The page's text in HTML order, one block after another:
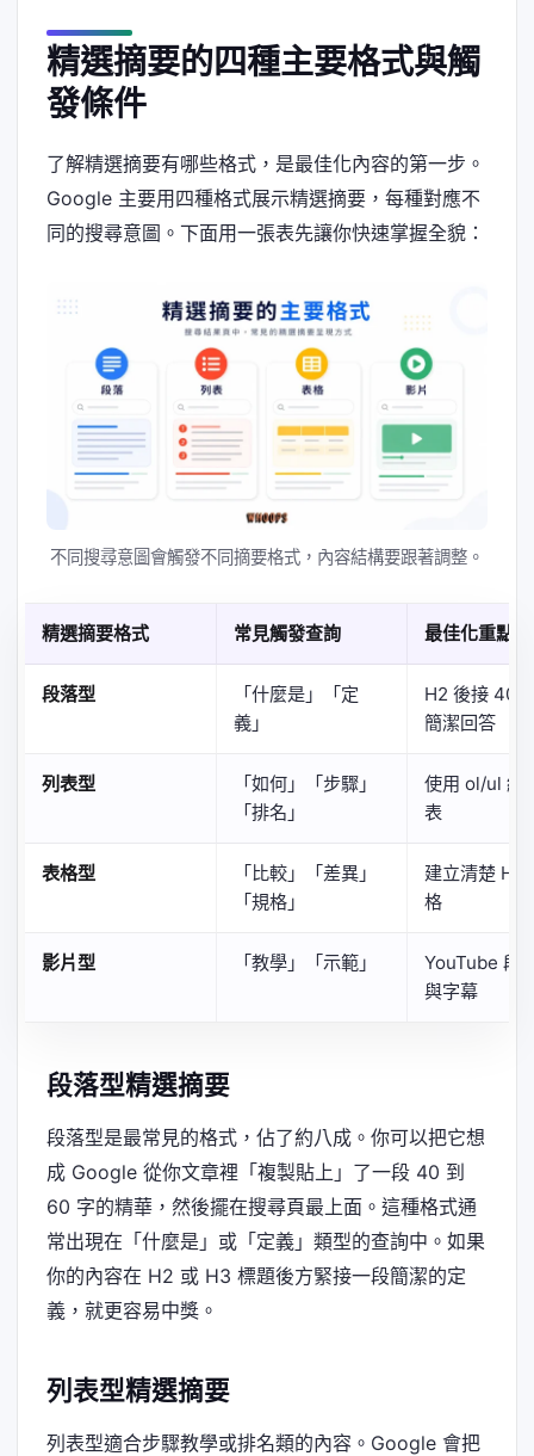
精選摘要的四種主要格式與觸
發條件
了解精選摘要有哪些格式，是最佳化內容的第一步。
Google 主要用四種格式展示精選摘要，每種對應不
同的搜尋意圖。下面用一張表先讓你快速掌握全貌：
不同搜尋意圖會觸發不同摘要格式，內容結構要跟著調整。
精選摘要格式 常見觸發查詢 最佳化重點
段落型
「什麼是」「定
義」
H2 後接 40-
簡潔回答
列表型
「如何」「步驟」
「排名」
使用 ol/ul 結
表
表格型
「比較」「差異」
「規格」
建立清楚
格
影片型 「教學」「示範」
YouTube 段
與字幕
段落型精選摘要
段落型是最常見的格式，佔了約八成。你可以把它想
成 Google 從你文章裡「複製貼上」了一段 40 到
60 字的精華，然後擺在搜尋頁最上面。這種格式通
常出現在「什麼是」或「定義」類型的查詢中。如果
你的內容在 H2 或 H3 標題後方緊接一段簡潔的定
義，就更容易中獎。
列表型精選摘要
列表型適合步驟教學或排名類的內容。Google 會把